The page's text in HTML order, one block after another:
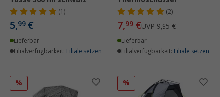
(1)
5,99 €
Lieferbar
Filialverfügbarkeit: Filiale setzen
(2)
7,99 €UVP 9,95 €
Lieferbar
Filialverfügbarkeit: Filiale setzen
% %